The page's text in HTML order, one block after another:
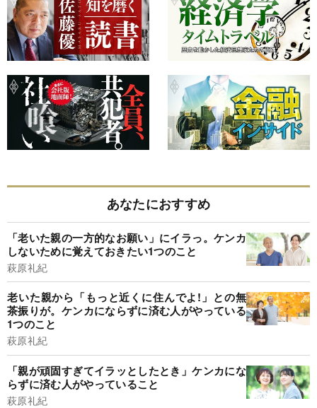
あなたにおすすめ
「老いた親の一方的なお願い」にイラっ。ケンカ
しないために覚えておきたい1つのこと
萩原礼紀
老いた親から「もっと近くに住んでよ!」との無
茶振りが。ケンカにならずに済む人がやっている
1つのこと
萩原礼紀
「親が頑固すぎてイラッとしたとき」ケンカにな
らずに済む人がやっていること
萩原礼紀